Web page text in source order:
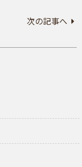
次の記事へ